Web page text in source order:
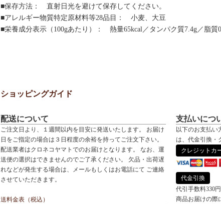
■保存方法： 直射日光を避けて保存してください。
■アレルギー物質特定原材料等28品目： 小麦、大豆
■栄養成分表示（100gあたり）： 熱量65kcal／タンパク質7.4g／脂質
ショッピングガイド
配送について
ご注文日より、１週間以内を目安に発送いたします。 お届け
日をご指定の場合は３日程度の余裕を持ってご注文下さい。
配送業者はクロネコヤマトでのお届けとなります。 なお、運
送便の選択はできませんのでご了承ください。 欠品・出荷遅
れなどが発生する場合は、メールもしくはお電話にて ご連絡
させていただきます。
送料金表（税込）
支払いにつ
以下のお支払い
は、代金引換・
クレジットカ
代金引換
代引手数料330
商品お届けの際